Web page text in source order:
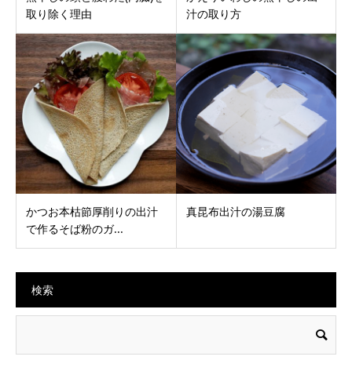
取り除く理由
汁の取り方
かつお本枯節厚削りの出汁
で作るそば粉のガ...
真昆布出汁の湯豆腐
検索